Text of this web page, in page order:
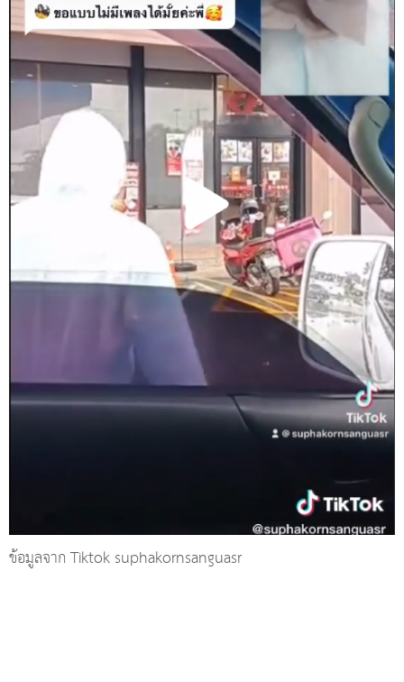
ข้อมูลจาก Tiktok suphakornsanguasr